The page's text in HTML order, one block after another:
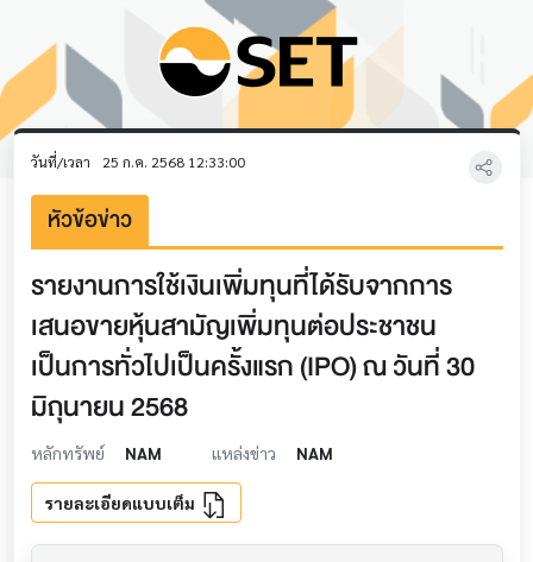
วันที่/เวลา 25 ก.ค. 2568 12:33:00
หัวข้อข่าว
รายงานการใช้เงินเพิ่มทุนที่ได้รับจากการ
เสนอขายหุ้นสามัญเพิ่มทุนต่อประชาชน
เป็นการทั่วไปเป็นครั้งแรก (IPO) ณ วันที่ 30
มิถุนายน 2568
หลักทรัพย์ NAM แหล่งข่าว NAM
รายละเอียดแบบเต็ม